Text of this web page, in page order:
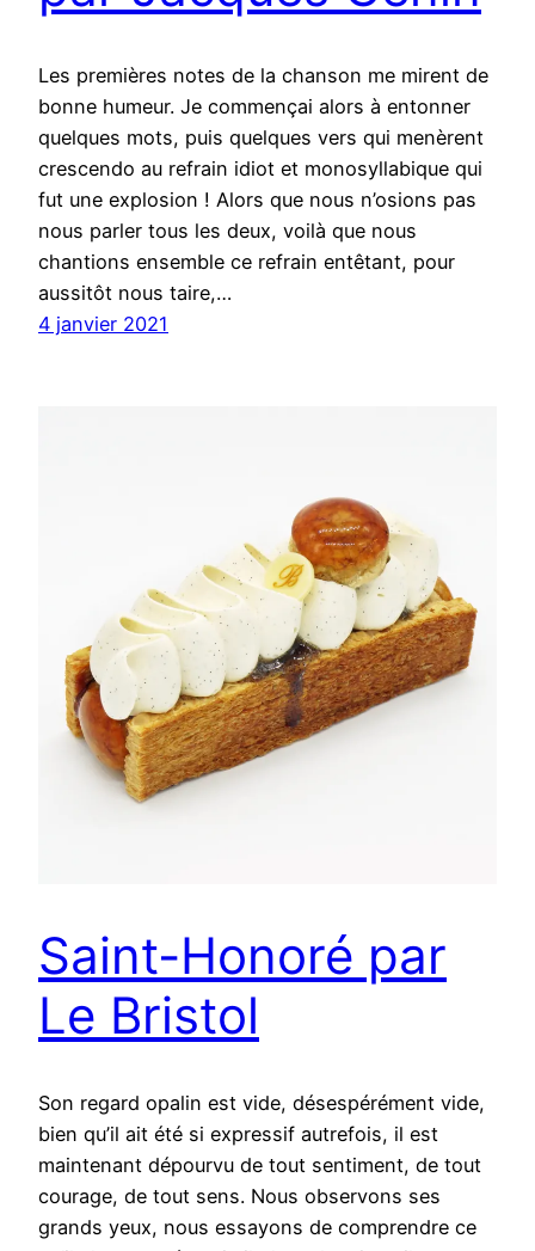
Les premières notes de la chanson me mirent de
bonne humeur. Je commençai alors à entonner
quelques mots, puis quelques vers qui menèrent
crescendo au refrain idiot et monosyllabique qui
fut une explosion ! Alors que nous n’osions pas
nous parler tous les deux, voilà que nous
chantions ensemble ce refrain entêtant, pour
aussitôt nous taire,…
4 janvier 2021
Saint-Honoré par
Le Bristol
Son regard opalin est vide, désespérément vide,
bien qu’il ait été si expressif autrefois, il est
maintenant dépourvu de tout sentiment, de tout
courage, de tout sens. Nous observons ses
grands yeux, nous essayons de comprendre ce